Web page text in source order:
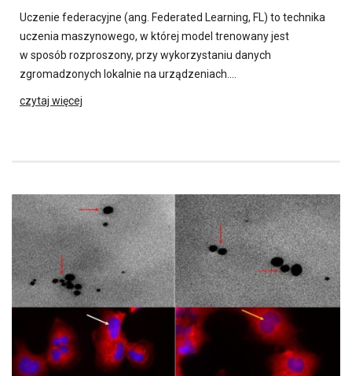
Uczenie federacyjne (ang. Federated Learning, FL) to technika
uczenia maszynowego, w której model trenowany jest
w sposób rozproszony, przy wykorzystaniu danych
zgromadzonych lokalnie na urządzeniach….
czytaj więcej